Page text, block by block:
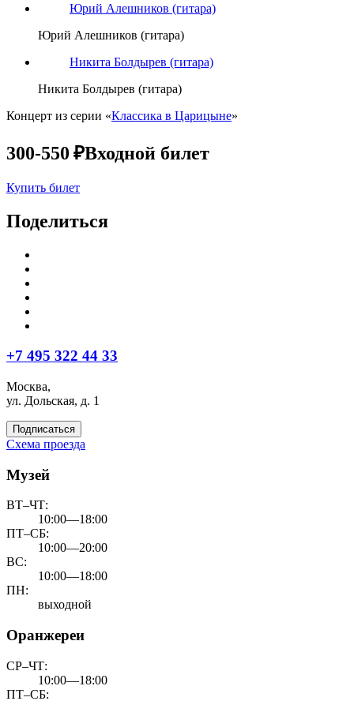
Юрий Алешников (гитара)
Юрий Алешников (гитара)
Никита Болдырев (гитара)
Никита Болдырев (гитара)
Концерт из серии «Классика в Царицыне»
300-550 ₽Входной билет
Купить билет
Поделиться
+7 495 322 44 33
Москва,
ул. Дольская, д. 1
Подписаться
Схема проезда
Музей
ВТ–ЧТ:
10:00—18:00
ПТ–СБ:
10:00—20:00
ВС:
10:00—18:00
ПН:
выходной
Оранжереи
СР–ЧТ:
10:00—18:00
ПТ–СБ: